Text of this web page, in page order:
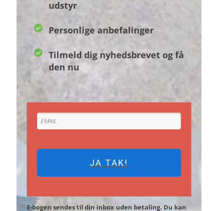
udstyr
Personlige anbefalinger
Tilmeld dig nyhedsbrevet og få
den nu
JA TAK!
E-bogen sendes til din inbox uden betaling. Du kan